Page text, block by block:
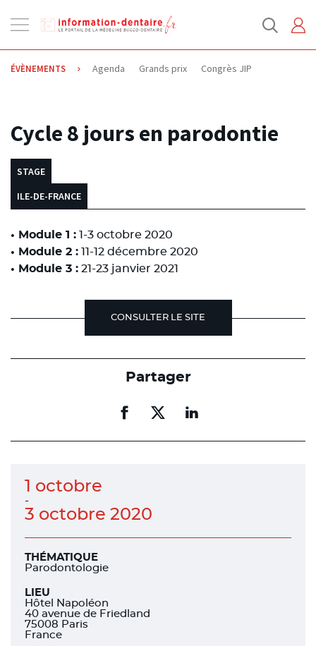
la
navigation
ÉVÈNEMENTS Agenda Grands prix Congrès JIP
03.03.2020
Cycle 8 jours en parodontie
STAGE
ILE-DE-FRANCE
• Module 1 : 1-3 octobre 2020
• Module 2 : 11-12 décembre 2020
• Module 3 : 21-23 janvier 2021
CONSULTER LE SITE
Partager
Partager
facebook
Partager
facebook
Partager
linkedin
1 octobre
-
3 octobre 2020
THÉMATIQUE
Parodontologie
LIEU
Hôtel Napoléon
40 avenue de Friedland
75008 Paris
France